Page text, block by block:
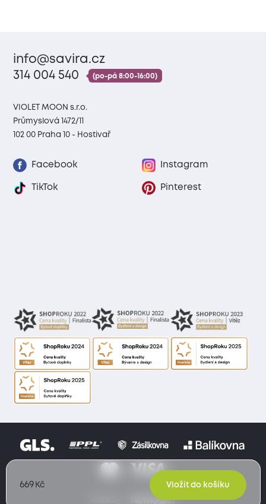
669 Kč Vložit do košíku
info@savira.cz
314 004 540
(po-pá 8:00-16:00)
VIOLET MOON s.r.o.
Průmyslová 1472/11
102 00 Praha 10 - Hostivař
Facebook Instagram
TikTok Pinterest